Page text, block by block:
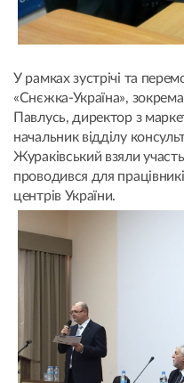
У рамках зустрічі та
«Снєжка-Україна»,
Павлусь, директор з
начальник відділу
Жураківський взяли
проводився для
центрів України.